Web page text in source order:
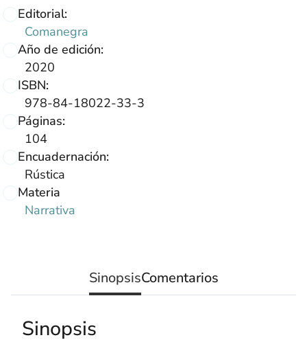
Editorial:
Comanegra
Año de edición:
2020
ISBN:
978-84-18022-33-3
Páginas:
104
Encuadernación:
Rústica
Materia
Narrativa
SinopsisComentarios
Sinopsis